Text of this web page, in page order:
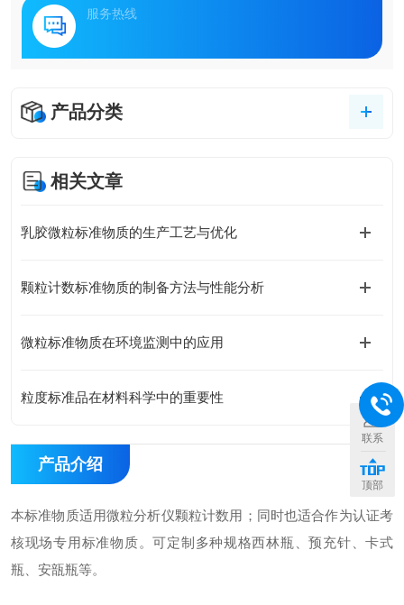
服务热线
产品分类
相关文章
乳胶微粒标准物质的生产工艺与优化
颗粒计数标准物质的制备方法与性能分析
微粒标准物质在环境监测中的应用
粒度标准品在材料科学中的重要性
产品介绍
本标准物质适用微粒分析仪颗粒计数用；同时也适合作为认证考
核现场专用标准物质。可定制多种规格西林瓶、预充针、卡式
瓶、安瓿瓶等。
联系
顶部